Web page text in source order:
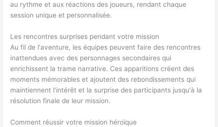
au rythme et aux réactions des joueurs, rendant chaque
session unique et personnalisée.
Les rencontres surprises pendant votre mission
Au fil de l'aventure, les équipes peuvent faire des rencontres
inattendues avec des personnages secondaires qui
enrichissent la trame narrative. Ces apparitions créent des
moments mémorables et ajoutent des rebondissements qui
maintiennent l'intérêt et la surprise des participants jusqu'à la
résolution finale de leur mission.
Comment réussir votre mission héroïque